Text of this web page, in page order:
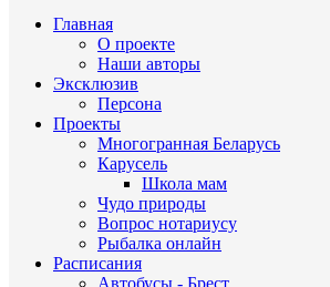
Главная
О проекте
Наши авторы
Эксклюзив
Персона
Проекты
Многогранная Беларусь
Карусель
Школа мам
Чудо природы
Вопрос нотариусу
Рыбалка онлайн
Расписания
Автобусы - Брест